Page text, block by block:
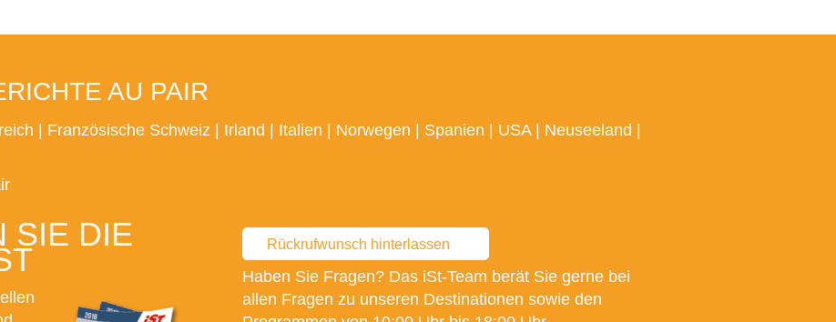
AU PAIR
Französische Schweiz Irland Italien Norwegen Spanien USA| Neuseeland
SIE DIE Rückrufwunsch hinterlassen
Haben Sie Fragen? Das iSt-Team berät Sie gerne bei
allen Fragen zu unseren Destinationen sowie den